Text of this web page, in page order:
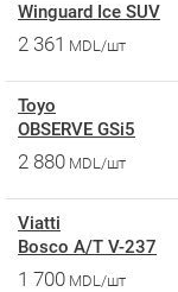
Winguard Ice SUV
2 361 MDL/шт
Toyo
OBSERVE GSi5
2 880 MDL/шт
Viatti
Bosco A/T V-237
1 700 MDL/шт